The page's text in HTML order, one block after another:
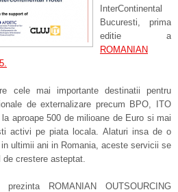
InterContinental
Bucuresti, prima
editie a
ROMANIAN
cele mai importante destinatii pentru
de externalizare precum BPO, ITO
aproape 500 de milioane de Euro si mai
activi pe piata locala. Alaturi insa de o
ultimii ani in Romania, aceste servicii se
crestere asteptat.
prezinta ROMANIAN OUTSOURCING